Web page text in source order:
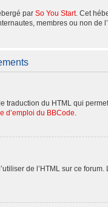
par So You Start. Cet
membres ou non de
traduction du HTML qui
d’emploi du BBCode
de l’HTML sur ce